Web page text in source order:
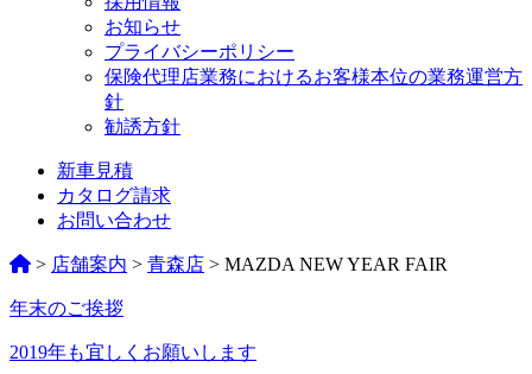
お知らせ
プライバシーポリシー
保険代理店業務におけるお客様本位の業務運営方
針
勧誘方針
新車見積
カタログ請求
お問い合わせ
> 店舗案内 > 青森店 > MAZDA NEW YEAR FAIR
ペ
ー
年末のご挨拶
2019年も宜しくお願いします